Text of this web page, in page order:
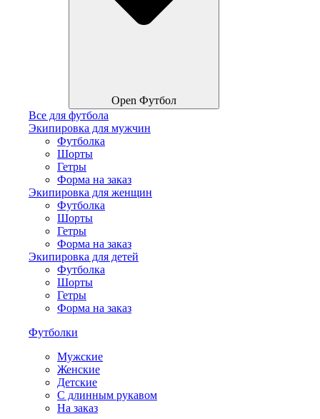
Open Футбол
Все для футбола
Экипировка для мужчин
Футболка
Шорты
Гетры
Форма на заказ
Экипировка для женщин
Футболка
Шорты
Гетры
Форма на заказ
Экипировка для детей
Футболка
Шорты
Гетры
Форма на заказ
Футболки
Мужские
Женские
Детские
С длинным рукавом
На заказ